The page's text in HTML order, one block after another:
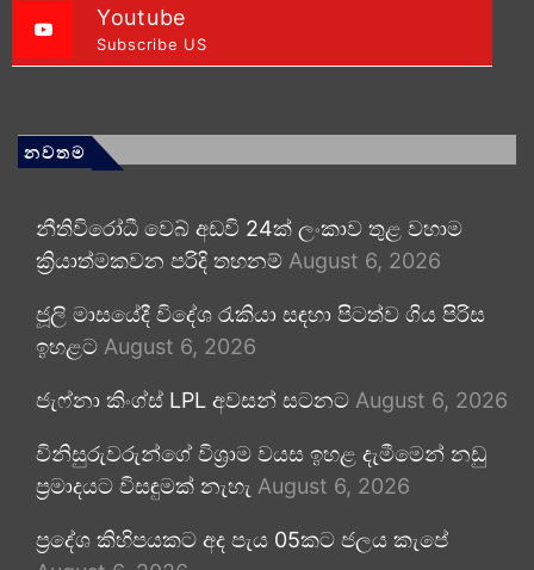
Youtube
Subscribe US
නවතම
නීතිවිරෝධී වෙබ් අඩවි 24ක් ලංකාව තුළ වහාම
ක්‍රියාත්මකවන පරිදි තහනම් August 6, 2026
ජූලි මාසයේදී විදේශ රැකියා සඳහා පිටත්ව ගිය පිරිස
ඉහළට August 6, 2026
ජැෆ්නා කිංග්ස් LPL අවසන් සටනට August 6, 2026
විනිසුරුවරුන්ගේ විශ්‍රාම වයස ඉහළ දැමීමෙන් නඩු
ප්‍රමාදයට විසඳුමක් නැහැ August 6, 2026
ප්‍රදේශ කිහිපයකට අද පැය 05කට ජලය කැපේ